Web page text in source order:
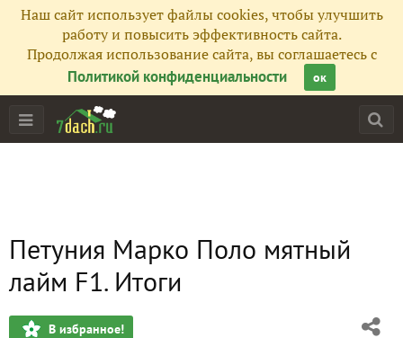
Наш сайт использует файлы cookies, чтобы улучшить
работу и повысить эффективность сайта.
Продолжая использование сайта, вы соглашаетесь с
Политикой конфиденциальности
ок
Петуния Марко Поло мятный
лайм F1. Итоги
В избранное!